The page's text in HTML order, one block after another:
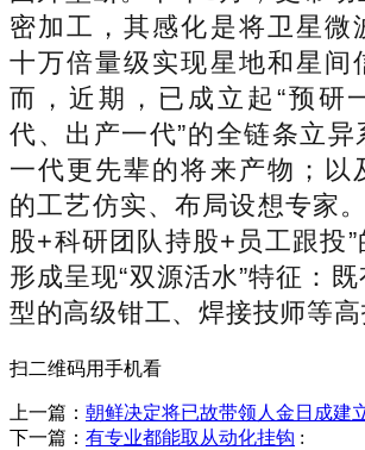
密加工，其感化是将卫星微
十万倍量级实现星地和星间
而，近期，已成立起“预研
代、出产一代”的全链条立异
一代更先辈的将来产物；以
的工艺仿实、布局设想专家
股+科研团队持股+员工跟投
形成呈现“双源活水”特征：
型的高级钳工、焊接技师等高
扫二维码用手机看
上一篇： 朝鲜决定将已故带领人金日成建
下一篇： 有专业都能取从动化挂钩 :